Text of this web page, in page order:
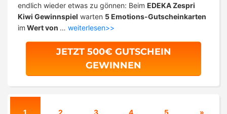
endlich wieder etwas zu gönnen: Beim EDEKA Zespri
Kiwi Gewinnspiel warten 5 Emotions-Gutscheinkarten
im Wert von … weiterlesen>>
JETZT 500€ GUTSCHEIN
GEWINNEN
1 2 3 4 5 »